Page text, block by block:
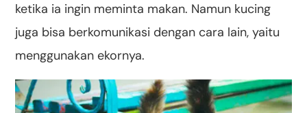
ketika ia ingin meminta makan. Namun kucing
juga bisa berkomunikasi dengan cara lain, yaitu
menggunakan ekornya.